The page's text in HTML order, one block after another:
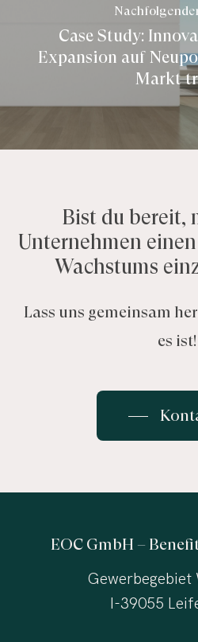
Case Study:
Expansion auf
Markt
Bist du bereit,
Unternehmen
Wachstums
Lass uns gemeinsam
es ist!
EOC GmbH –
Gewerbegebiet
I-39055